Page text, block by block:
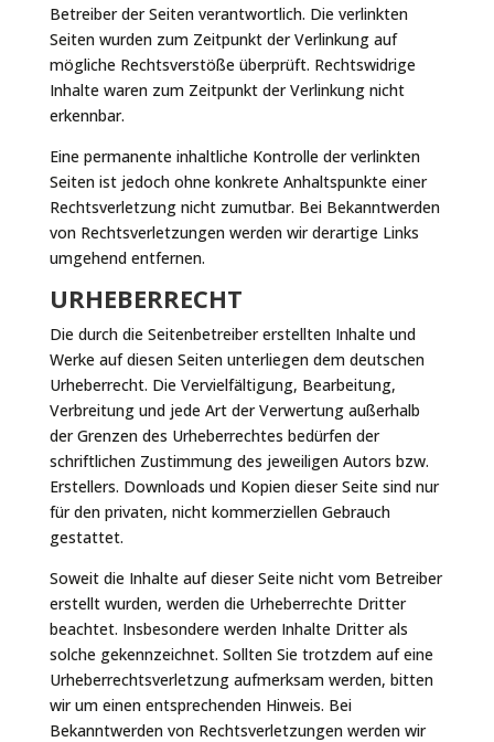
Betreiber der Seiten verantwortlich. Die verlinkten
Seiten wurden zum Zeitpunkt der Verlinkung auf
mögliche Rechtsverstöße überprüft. Rechtswidrige
Inhalte waren zum Zeitpunkt der Verlinkung nicht
erkennbar.
Eine permanente inhaltliche Kontrolle der verlinkten
Seiten ist jedoch ohne konkrete Anhaltspunkte einer
Rechtsverletzung nicht zumutbar. Bei Bekanntwerden
von Rechtsverletzungen werden wir derartige Links
umgehend entfernen.
URHEBERRECHT
Die durch die Seitenbetreiber erstellten Inhalte und
Werke auf diesen Seiten unterliegen dem deutschen
Urheberrecht. Die Vervielfältigung, Bearbeitung,
Verbreitung und jede Art der Verwertung außerhalb
der Grenzen des Urheberrechtes bedürfen der
schriftlichen Zustimmung des jeweiligen Autors bzw.
Erstellers. Downloads und Kopien dieser Seite sind nur
für den privaten, nicht kommerziellen Gebrauch
gestattet.
Soweit die Inhalte auf dieser Seite nicht vom Betreiber
erstellt wurden, werden die Urheberrechte Dritter
beachtet. Insbesondere werden Inhalte Dritter als
solche gekennzeichnet. Sollten Sie trotzdem auf eine
Urheberrechtsverletzung aufmerksam werden, bitten
wir um einen entsprechenden Hinweis. Bei
Bekanntwerden von Rechtsverletzungen werden wir